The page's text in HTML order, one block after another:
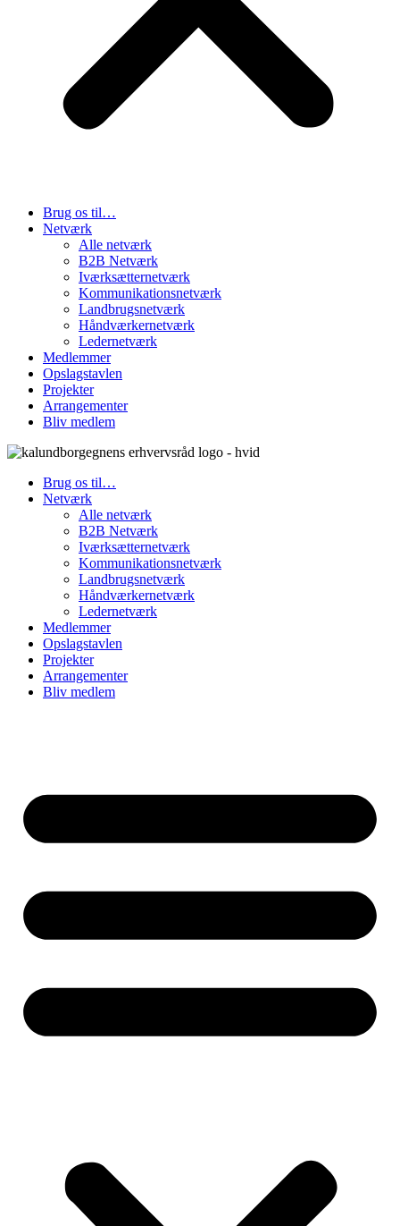
Brug os til…
Netværk
Alle netværk
B2B Netværk
Iværksætternetværk
Kommunikationsnetværk
Landbrugsnetværk
Håndværkernetværk
Ledernetværk
Medlemmer
Opslagstavlen
Projekter
Arrangementer
Bliv medlem
Brug os til…
Netværk
Alle netværk
B2B Netværk
Iværksætternetværk
Kommunikationsnetværk
Landbrugsnetværk
Håndværkernetværk
Ledernetværk
Medlemmer
Opslagstavlen
Projekter
Arrangementer
Bliv medlem